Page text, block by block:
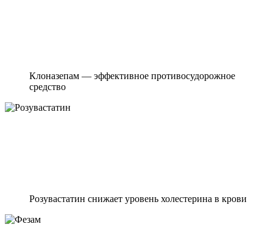
Клоназепам — эффективное противосудорожное
средство
Розувастатин снижает уровень холестерина в крови